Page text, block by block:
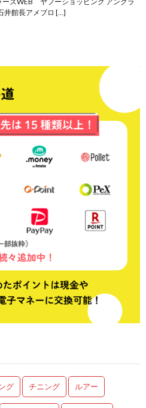
井館長アメブロ […]
グ チニング ルアー